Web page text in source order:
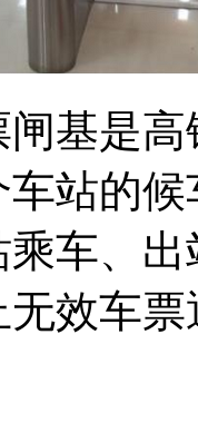
基是
站的
车、
效车